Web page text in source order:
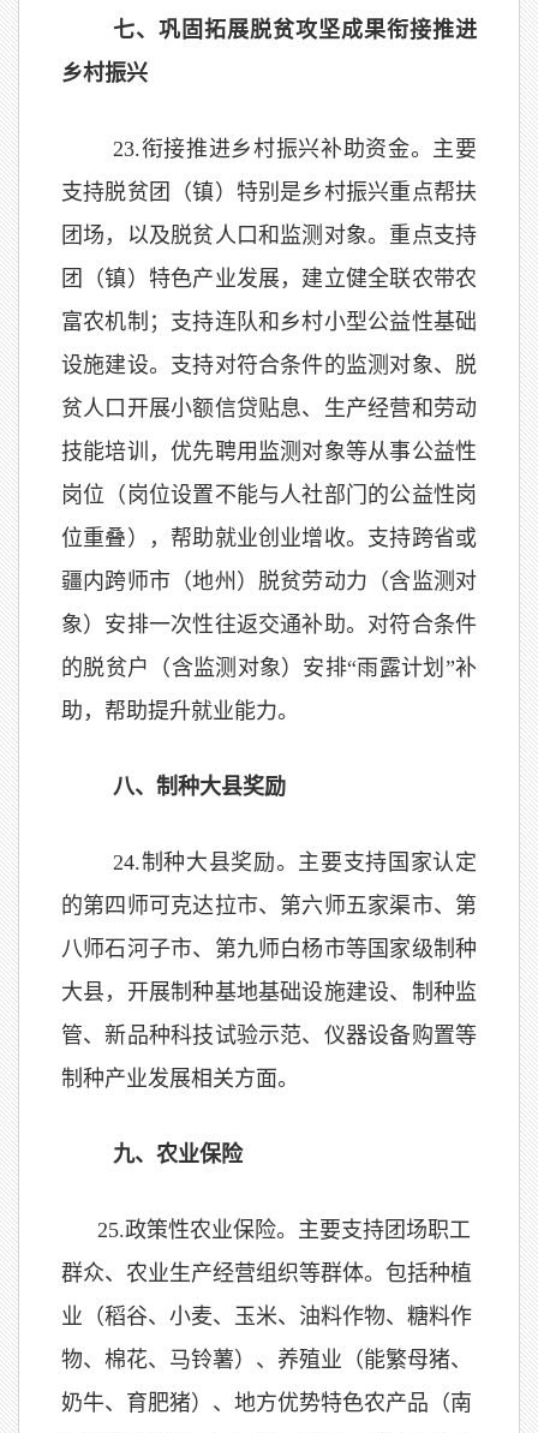
七、巩固拓展脱贫攻坚成果衔接推进
乡村振兴
23.衔接推进乡村振兴补助资金。主要
支持脱贫团（镇）特别是乡村振兴重点帮扶
团场，以及脱贫人口和监测对象。 重点支持
团
（镇） 特色产业发展，建立健全联农带农
富农机制；支持连队和乡村小型公益性基础
设施建设。支持对符合条件的监测对象、脱
贫人口开展小额信贷贴息、生产经营和劳动
技能培训，优先聘用监测对象等从事公益性
岗位（岗位设置不能与人社部门的公益性岗
位重叠），帮助就业创业增收。支持跨省或
疆内跨师市（地州）脱贫劳动力（含监测对
象）安排一次性往返交通补助。对符合条件
的脱贫户（含监测对象）安排“雨露计划”补
助，帮助提升就业能力。
八、制种大县奖励
24.制种大县奖励。主要支持国家认定
的第四师可克达拉市、第六师五家渠市、第
八师石河子市、第九师白杨市等国家级制种
大县，开展制种基地基础设施建设、制种监
管、新品种科技试验示范、仪器设备购置等
制种产业发展相关方面。
九、农业保险
25.政策性农业保险。主要支持团场职工
群众、农业生产经营组织等群体。包括种植
业（稻谷、小麦、玉米、油料作物、糖料作
物、棉花、马铃薯）、养殖业（能繁母猪、
奶牛、育肥猪）、地方优势特色农产品（南